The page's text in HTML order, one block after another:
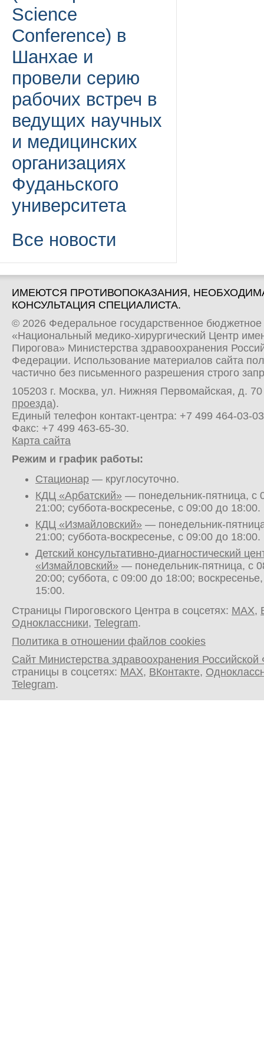
Science
Conference) в
Шанхае и
провели серию
рабочих встреч в
ведущих научных
и медицинских
организациях
Фуданьского
университета
Все новости
ИМЕЮТСЯ ПРОТИВОПОКАЗАНИЯ,
КОНСУЛЬТАЦИЯ СПЕЦИАЛИСТА.
© 2026 Федеральное государственное
«Национальный медико-хирургический Центр
Пирогова» Министерства здравоохранения
Федерации. Использование материалов сайта
частично без письменного разрешения строго
105203 г. Москва, ул. Нижняя Первомайская, д.
проезда).
Единый телефон контакт-центра: +7 499 464-03-03
Факс: +7 499 463-65-30.
Карта сайта
Режим и график работы:
Стационар — круглосуточно.
КДЦ «Арбатский» — понедельник-пятница, с
21:00; суббота-воскресенье, с 09:00 до 18:00.
КДЦ «Измайловский» — понедельник-
21:00; суббота-воскресенье, с 09:00 до 18:00.
Детский консультативно-диагностический
«Измайловский» — понедельник-пятница, с
20:00; суббота, с 09:00 до 18:00;
15:00.
Страницы Пироговского Центра в соцсетях: MAX,
Одноклассники, Telegram.
Политика в отношении файлов cookies
Сайт Министерства здравоохранения
страницы в соцсетях: MAX, ВКонтакте,
Telegram.